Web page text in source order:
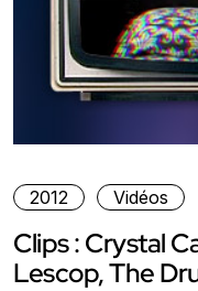
2012 Vidéos
Clips : Crystal
Lescop, The